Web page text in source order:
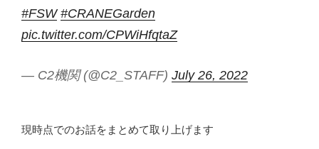
#FSW #CRANEGarden
pic.twitter.com/CPWiHfqtaZ
— C2機関 (@C2_STAFF) July 26, 2022
現時点でのお話をまとめて取り上げます